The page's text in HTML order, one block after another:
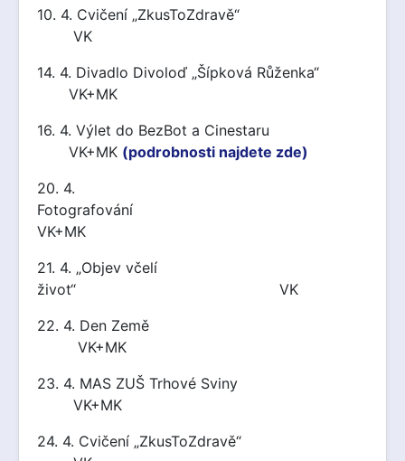
10. 4. Cvičení „ZkusToZdravě“
VK
14. 4. Divadlo Divoloď „Šípková Růženka“
VK+MK
16. 4. Výlet do BezBot a Cinestaru
VK+MK (podrobnosti najdete zde)
20. 4.
Fotografování
VK+MK
21. 4. „Objev včelí
život“ VK
22. 4. Den Země
VK+MK
23. 4. MAS ZUŠ Trhové Sviny
VK+MK
24. 4. Cvičení „ZkusToZdravě“